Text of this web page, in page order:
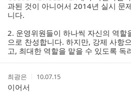
과된 것이 아니어서 2014년 실시 문
니다.
2. 운영위원들이 하나씩 자신의 역할
으로 찬성합니다. 하지만, 강제 사항
고, 최대한 역할을 맡을 수 있도록 독
작
성
자
최광은
작
10.07.15
이어서